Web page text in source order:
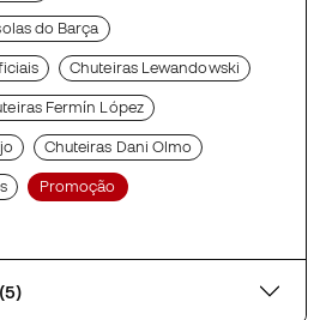
do Barça
Chuteiras Lewandowski
Fermín López
Chuteiras Dani Olmo
Promoção
Avaliação pessoal (5)